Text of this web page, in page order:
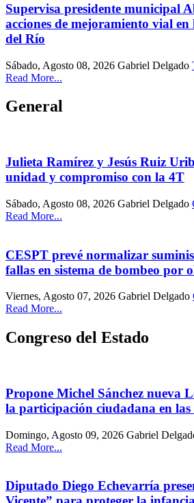
Supervisa presidente municipal
acciones de mejoramiento vial
del Río
Sábado, Agosto 08, 2026 Gabriel Delgado
Read More...
General
Julieta Ramírez y Jesús Ruiz
unidad y compromiso con la 4T
Sábado, Agosto 08, 2026 Gabriel Delgado
Read More...
CESPT prevé normalizar
fallas en sistema de bombeo por
Viernes, Agosto 07, 2026 Gabriel Delgado
Read More...
Congreso del Estado
Propone Michel Sánchez nueva
la participación ciudadana en las
Domingo, Agosto 09, 2026 Gabriel
Read More...
Diputado Diego Echevarría